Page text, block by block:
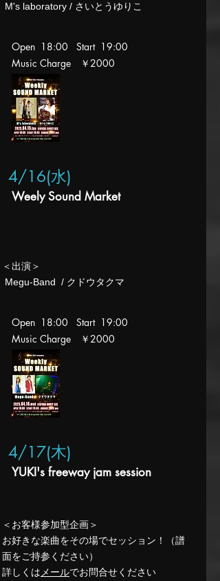
​ M's laboratory / さいとうゆりこ
Open 18:00 Start 19:00
Music Charge ￥2000
4/16(水)
Weely Sound Market
​＜出演＞
​ Megu-Band / クドウタクマ
Open 18:00 Start 19:00
Music Charge ￥2000
4/17(木)
YUKI's freeway jam session
​＜お客様参加型企画＞
お好きな楽曲をその場でセッション！（譜
面をご持参ください）
詳しくは メール​でお問合せください